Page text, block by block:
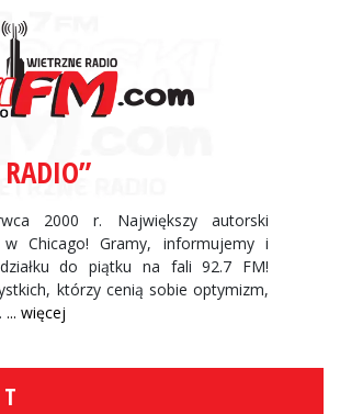
2000 r. Największy autorski
Chicago! Gramy, informujemy i
do piątku na fali 92.7 FM!
którzy cenią sobie optymizm,
... więcej